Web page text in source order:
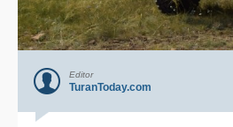
Editor
TuranToday.com